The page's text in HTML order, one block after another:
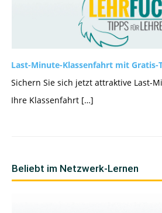
Last-Minute-Klassenfahrt mit Gratis-
Sichern Sie sich jetzt attraktive Last-
Ihre Klassenfahrt […]
Beliebt im Netzwerk-Lernen